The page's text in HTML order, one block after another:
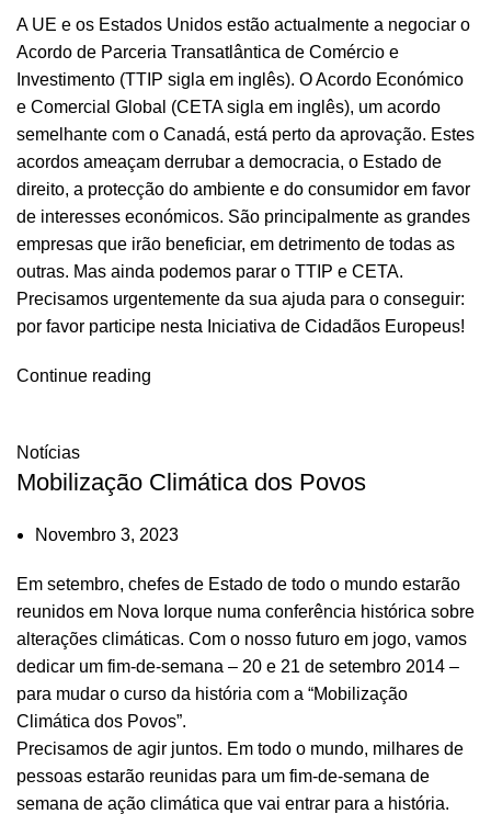
A UE e os Estados Unidos estão actualmente a negociar o
Acordo de Parceria Transatlântica de Comércio e
Investimento (TTIP sigla em inglês). O Acordo Económico
e Comercial Global (CETA sigla em inglês), um acordo
semelhante com o Canadá, está perto da aprovação. Estes
acordos ameaçam derrubar a democracia, o Estado de
direito, a protecção do ambiente e do consumidor em favor
de interesses económicos. São principalmente as grandes
empresas que irão beneficiar, em detrimento de todas as
outras. Mas ainda podemos parar o TTIP e CETA.
Precisamos urgentemente da sua ajuda para o conseguir:
por favor participe nesta Iniciativa de Cidadãos Europeus!
Continue reading
Notícias
Mobilização Climática dos Povos
Novembro 3, 2023
Em setembro, chefes de Estado de todo o mundo estarão
reunidos em Nova Iorque numa conferência histórica sobre
alterações climáticas. Com o nosso futuro em jogo, vamos
dedicar um fim-de-semana – 20 e 21 de setembro 2014 –
para mudar o curso da história com a “Mobilização
Climática dos Povos”.
Precisamos de agir juntos. Em todo o mundo, milhares de
pessoas estarão reunidas para um fim-de-semana de
semana de ação climática que vai entrar para a história.